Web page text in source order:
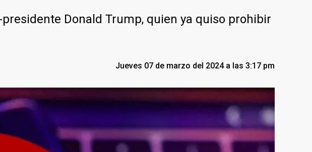
Donald Trump, quien ya quiso prohibir
Jueves 07 de marzo del 2024 a las 3:17 pm